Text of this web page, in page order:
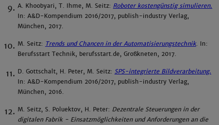
A. Khoobyari, T. Ihme, M. Seitz: Roboter kostengünstig simulieren.
In: A&D-Kompendium 2016/2017, publish-industry Verlag,
München, 2017.
M. Seitz: Trends und Chancen in der Automatisierungstechnik. In:
Berufsstart Technik, berufsstart.de, Großkneten, 2017.
D. Gottschalt, H. Peter, M. Seitz: SPS-integrierte Bildverarbeitung.
In: A&D-Kompendium 2016/2017, publish-industry Verlag,
München, 2016.
M. Seitz, S. Poluektov, H. Peter: Dezentrale Steuerungen in der
digitalen Fabrik - Einsatzmöglichkeiten und Anforderungen an die